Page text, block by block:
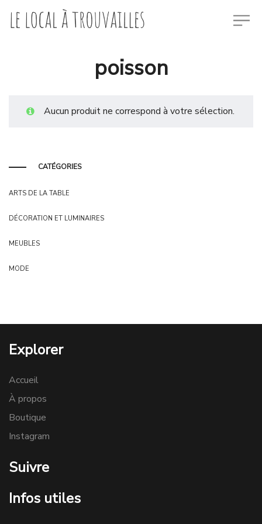
poisson
Aucun produit ne correspond à votre sélection.
CATÉGORIES
ARTS DE LA TABLE
DÉCORATION ET LUMINAIRES
MEUBLES
MODE
Explorer
Accueil
À propos
Boutique
Instagram
Suivre
Infos utiles